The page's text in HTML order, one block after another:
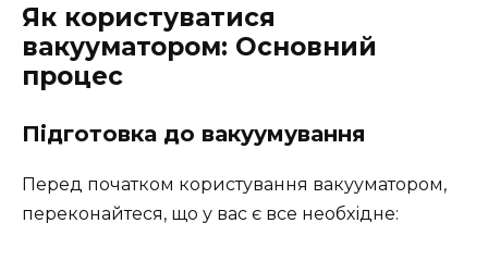
Як користуватися
вакууматором: Основний
процес
Підготовка до вакуумування
Перед початком користування вакууматором,
переконайтеся, що у вас є все необхідне: